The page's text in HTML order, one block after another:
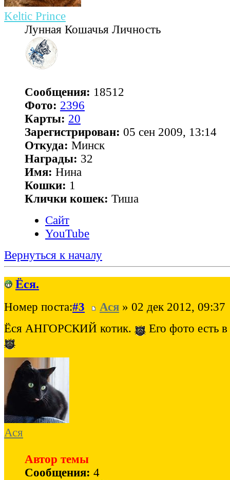
Keltic Prince
Лунная Кошачья Личность
Сообщения: 18512
Фото: 2396
Карты: 20
Зарегистрирован: 05 сен 2009, 13:14
Откуда: Минск
Награды: 32
Имя: Нина
Кошки: 1
Клички кошек: Тиша
Сайт
YouTube
Вернуться к началу
Ёся.
Номер поста:#3 Ася » 02 дек 2012, 09:37
Ёся АНГОРСКИЙ котик.
Его фото есть
Ася
Автор темы
Сообщения: 4